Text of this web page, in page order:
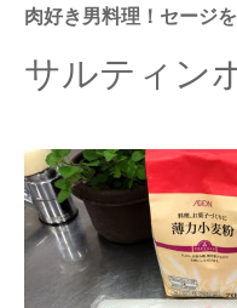
肉好き男料理！セージ
サルティン